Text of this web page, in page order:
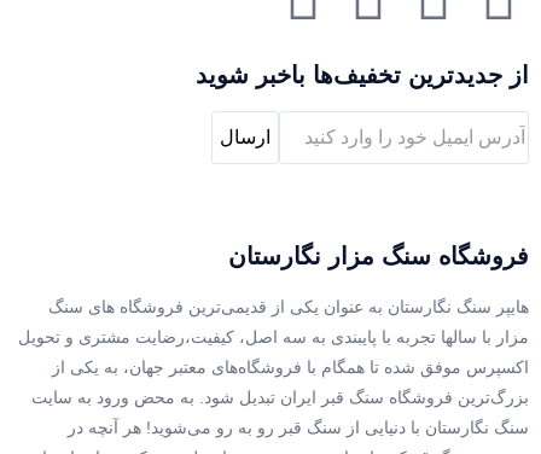
از جدیدترین تخفیف‌ها باخبر شوید
فروشگاه سنگ مزار نگارستان
هایپر سنگ نگارستان به عنوان یکی از قدیمی‌ترین فروشگاه های سنگ
مزار با سالها تجربه با پایبندی به سه اصل، کیفیت،رضایت مشتری و تحویل
اکسپرس موفق شده تا همگام با فروشگاه‌های معتبر جهان، به یکی از
بزرگ‌ترین فروشگاه سنگ قبر ایران تبدیل شود. به محض ورود به سایت
سنگ نگارستان با دنیایی از سنگ قبر رو به رو می‌شوید! هر آنچه در